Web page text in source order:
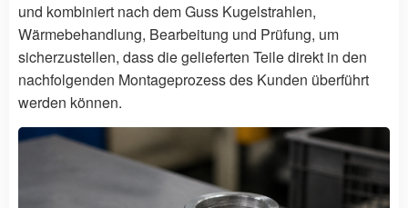
und kombiniert nach dem Guss Kugelstrahlen,
Wärmebehandlung, Bearbeitung und Prüfung, um
sicherzustellen, dass die gelieferten Teile direkt in den
nachfolgenden Montageprozess des Kunden überführt
werden können.